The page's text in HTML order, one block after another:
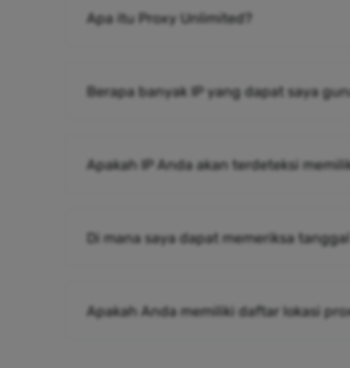
Apa itu Proxy Unlimited?
Berapa banyak IP yang dapat saya
Apakah IP Anda akan terdeteksi
Di mana saya dapat memeriksa
Apakah Anda memiliki daftar lokasi